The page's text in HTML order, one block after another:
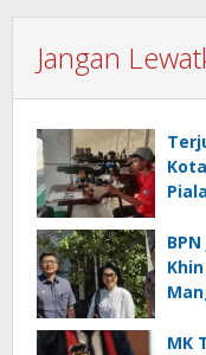
Jangan
MK